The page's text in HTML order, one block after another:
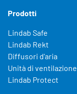
Prodotti
Lindab Safe
Lindab Rekt
Diffusori d'aria
Unità di ventilazione
Lindab Protect